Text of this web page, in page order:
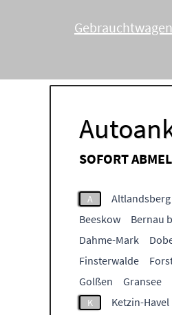
SOFORT
A Altlandsberg
Beeskow
Bernau
Dahme-Mark
Finsterwalde
Golßen
Gransee
K Ketzin-Havel